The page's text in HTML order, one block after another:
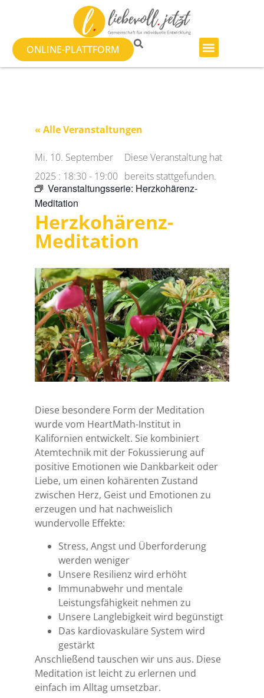
ONLINE-PLATTFORM
« Alle Veranstaltungen
Mi. 10. September
2025 : 18:30- 19:00
Diese Veranstaltung hat
bereits stattgefunden.
Veranstaltungsserie: Herzkohärenz-
Meditation
Herzkohärenz-
Meditation
Diese besondere Form der Meditation
wurde vom HeartMath-Institut in
Kalifornien entwickelt. Sie kombiniert
Atemtechnik mit der Fokussierung auf
positive Emotionen wie Dankbarkeit oder
Liebe, um einen kohärenten Zustand
zwischen Herz, Geist und Emotionen zu
erzeugen und hat nachweislich
wundervolle Effekte:
Stress, Angst und Überforderung
werden weniger
Unsere Resilienz wird erhöht
Immunabwehr und mentale
Leistungsfähigkeit nehmen zu
Unsere Langlebigkeit wird begünstigt
Das kardiovaskuläre System wird
gestärkt
Anschließend tauschen wir uns aus. Diese
Meditation ist leicht zu erlernen und
einfach im Alltag umsetzbar.